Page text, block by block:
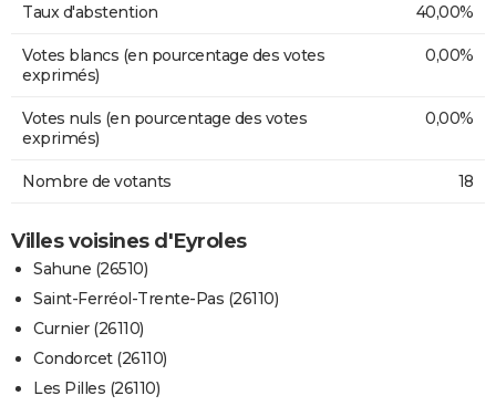
Taux d'abstention 40,00%
Votes blancs (en pourcentage des votes
exprimés)
0,00%
Votes nuls (en pourcentage des votes
exprimés)
0,00%
Nombre de votants 18
Villes voisines d'Eyroles
Sahune (26510)
Saint-Ferréol-Trente-Pas (26110)
Curnier (26110)
Condorcet (26110)
Les Pilles (26110)